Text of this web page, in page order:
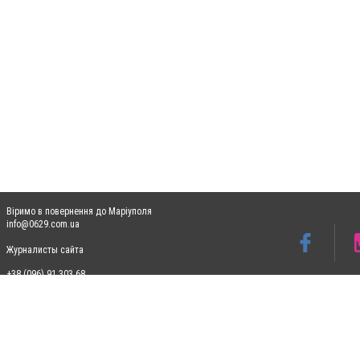
Віримо в повернення до Маріуполя
info@0629.com.ua
Журналисты сайта
+38 (096) 91 303 68